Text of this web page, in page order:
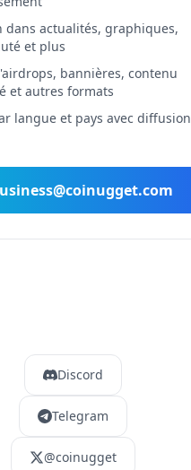
dans actualités, graphiques,
et plus
bannières, contenu
et autres formats
langue et pays avec diffusion
Discord
Telegram
@coinugget